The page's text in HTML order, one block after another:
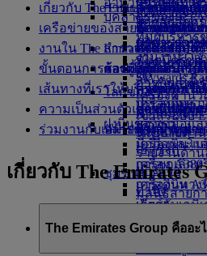
สายการบิน
ไปกลับสนา
บริการรถรับ
อาหารสำห
อาหารสำห
อาหารชั้นป
อาหารสำห
เครื่องดื่ม
ฝูงบินของเรา
เครื่องบินโบ
เครื่อง
เครื่องบิน
เรตส์
Emirates
ผังที่นั่ง
การชำระเงิ
โดยสาร
ห้องรับรองผู้
ช้อปปิ้งกับเอมิเรตส์
คอลเลกชัน
การบินเอมิเ
ร้านจำหน่า
การเดินทา
น้ำหนักสัมภ
อาหารสำห
ความสนุกสำหรับ
ความบันเทิ
ของเล่นสำห
กิจกรรมสำ
บุคลากรของเรา
ทีมผู้บริหารข
งานงาน
tab
โลกของเรา
ความยั่งยืน
นโยบายด้า
รายงานด้า
ชุมชนของเรา
มูลนิธิสายก
การบินเอมิเ
a new tab
การเป็นผู้ส
เที่ยวบินสู่อั
เที่ยวบินสู่แม
สำรวจดูไบ
เที่ยวบินสู่ดูไ
กรุงเทพฯ ไ
ภูเก็ตไปดูไบ
ปลายทางล่าสุด
เฮลซิงกิ
หางโจว
ดานัง
เสียมเรียบ
Skywards
Skywards
Opens an
พันธมิตรขอ
Skywards
เครื่องคำน
เข้าสู่ระบบ
Skywards+
การเปลี่ยนแปลงก
ข้อมูลอัพเด
ตรวจสอบส
การดูแลพิเศษ
การเดินทา
สะดวกกับเอ
ความช่วยเ
การเตรียมตั
ที่สนามบิน
Emirates
โปรแกรม
การบินเอมิเ
ประสบการ
เครื่องมือแ
มือถือและแ
การยกเลิก
การเดินทา
เกี่ยวกับเอมิ
เกี่ยวกับ The Emirates Group
เครือข่ายของสายการบินเอมิเ
งานใน The Emirates Group
ขั้นตอนการร้องเรียนและการ
เส้นทางที่เราให้บริการ
ความเป็นส่วนตัวและการคุ้ม
ร่วมงานกับเอมิเรตส์
เกี่ยวกับ The Emirates
The Emirates Group คืออะ